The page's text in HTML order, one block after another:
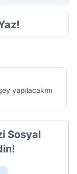
yapılacakmı
Sosyal